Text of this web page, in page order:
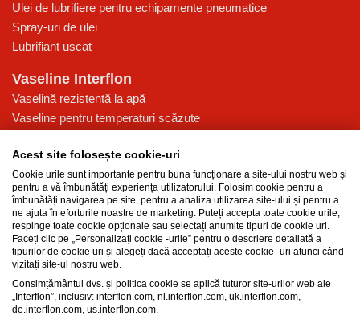
Ulei de lubrifiere pentru echipamente pneumatice
Spray-uri de ulei
Lubrifiant uscat
Vaseline Interflon
Vaselină rezistentă la apă
Vaseline pentru temperaturi scăzute
Vaselină multi-funcțională pentru lubrifiere
Baza de cunoștințe
Tehnologia MicPol®
Produse cu grad alimentar
Care este diferența dintre ulei și vaselină?
Îmbunătățirea performanței și durabilității
Proprietățile vaselinei
Ulei de lubrifiere pentru industrie
Acest site folosește cookie-uri
Cookie urile sunt importante pentru buna funcționare a site-ului nostru web și
pentru a vă îmbunătăți experiența utilizatorului. Folosim cookie pentru a
îmbunătăți navigarea pe site, pentru a analiza utilizarea site-ului și pentru a
ne ajuta în eforturile noastre de marketing. Puteți accepta toate cookie urile,
respinge toate cookie opționale sau selectați anumite tipuri de cookie uri.
Faceți clic pe „Personalizați cookie -urile” pentru o descriere detaliată a
tipurilor de cookie uri și alegeți dacă acceptați aceste cookie -uri atunci când
vizitați site-ul nostru web.
Consimțământul dvs. și politica cookie se aplică tuturor site-urilor web ale
„Interflon”, inclusiv: interflon.com, nl.interflon.com, uk.interflon.com,
de.interflon.com, us.interflon.com.